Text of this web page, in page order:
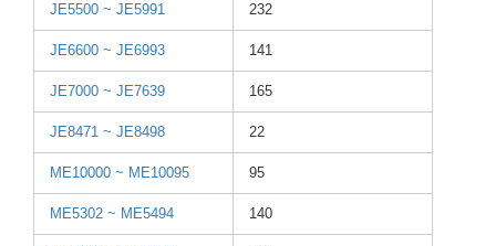
JE5500 ~ JE5991 232
JE6600 ~ JE6993 141
JE7000 ~ JE7639 165
JE8471 ~ JE8498 22
ME10000 ~ ME10095 95
ME5302 ~ ME5494 140